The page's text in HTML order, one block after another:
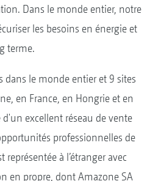
Dans le monde entier, notre
les besoins en énergie et
terme.
dans le monde entier et 9 sites
en France, en Hongrie et en
d'un excellent réseau de vente
professionnelles de
à l’étranger avec
en propre, dont Amazone SA